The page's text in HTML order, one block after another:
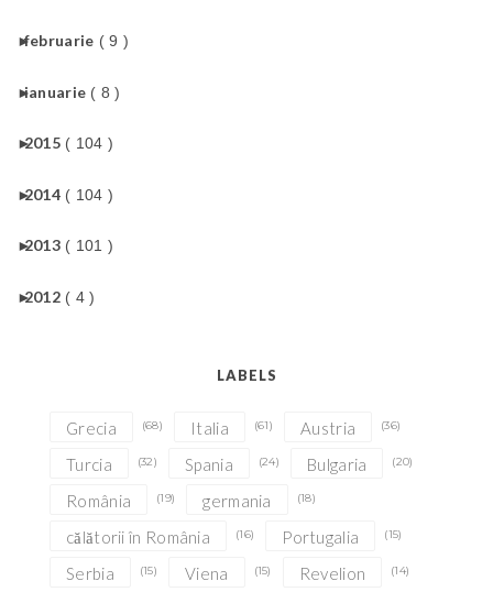
►
februarie ( 9 )
►
ianuarie ( 8 )
►
2015 ( 104 )
►
2014 ( 104 )
►
2013 ( 101 )
►
2012 ( 4 )
LABELS
Grecia (68) Italia (61) Austria (36)
Turcia (32) Spania (24) Bulgaria (20)
România (19) germania (18)
călătorii în România (16) Portugalia (15)
Serbia (15) Viena (15) Revelion (14)